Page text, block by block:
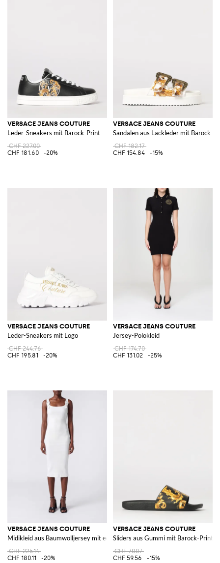
VERSACE JEANS COUTURE
Leder-Sneakers mit Barock-Print
CHF 227.00
CHF 181.60
-20%
VERSACE JEANS COUTURE
Sandalen aus Lackleder mit Barock-
CHF 182.17
CHF 154.84
-15%
VERSACE JEANS COUTURE
Leder-Sneakers mit Logo
CHF 244.76
CHF 195.81
-20%
VERSACE JEANS COUTURE
Jersey-Polokleid
CHF 174.70
CHF 131.02
-25%
VERSACE JEANS COUTURE
Midikleid aus Baumwolljersey mit eckigem Ausschnitt
CHF 225.14
CHF 180.11
-20%
VERSACE JEANS COUTURE
Sliders aus Gummi mit Barock-Print
CHF 70.07
CHF 59.56
-15%